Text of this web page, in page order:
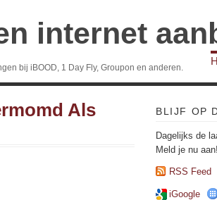
internet
bij iBOOD, 1 Day Fly, Groupon en anderen.
Als
BLIJF OP
Dagelijks de
Meld je nu aan!
RSS Feed
iGoogle